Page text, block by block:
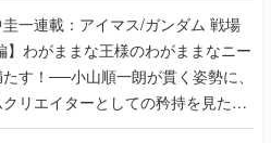
圭一連載：アイマス/ガンダム 戦場
】わがままな王様のわがままなニー
す！──小山順一朗が貫く姿勢に、
リエイターとしての矜持を見た
いたり最終回】